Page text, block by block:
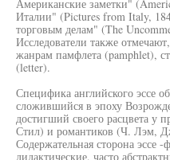
Американские заметки"
Италии" (Pictures from Italy,
торговым делам" (The
Исследователи также
жанрам памфлета (pamphlet),
(letter).
Специфика английского эссе
сложившийся в эпоху
достигший своего расцвета у
Стил) и романтиков (Ч. Лэм,
Содержательная сторона эссе
дидактические, часто